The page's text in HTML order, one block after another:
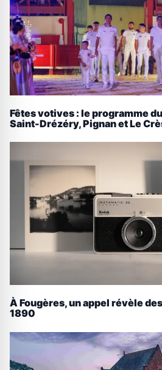
Fêtes votives : le programme du
Saint-Drézéry, Pignan et Le
À Fougères, un appel révèle
1890